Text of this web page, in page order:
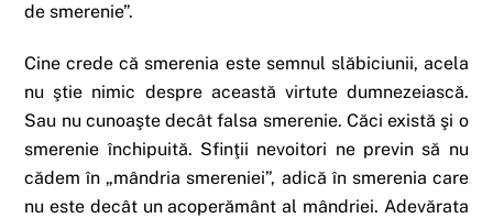
de smerenie”.
Cine crede că smerenia este semnul slăbiciunii, acela
nu ştie nimic despre această virtute dumnezeiască.
Sau nu cunoaşte decât falsa smerenie. Căci există şi o
smerenie închipuită. Sfinţii nevoitori ne previn să nu
cădem în „mândria smereniei”, adică în smerenia care
nu este decât un acoperământ al mândriei. Adevărata